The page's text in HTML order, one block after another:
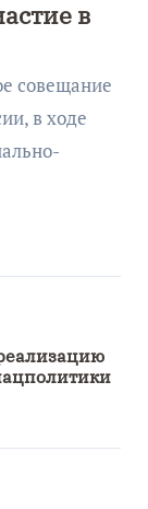
в
совещание
в ходе